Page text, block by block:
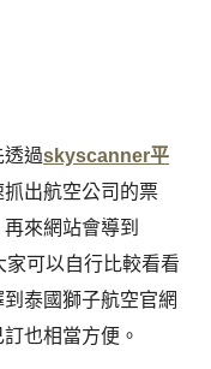
過skyscanner平
出航空公司的票
來網站會導到
家可以自行比較看看
泰國獅子航空官網
也相當方便。